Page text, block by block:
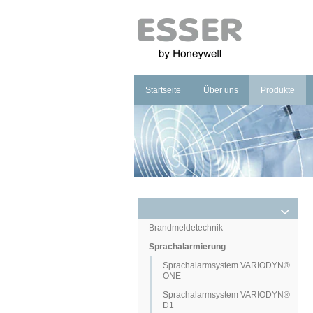
Startseite Über uns
Unternehmen
Marke
Produkte
Brandmeldetechnik
Sprachalarmierung
Sprachalarmsystem VARIODYN®
ONE
Sprachalarmsystem VARIODYN®
D1